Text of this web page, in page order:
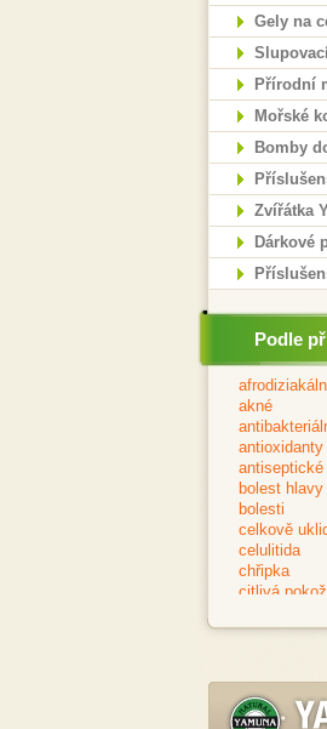
Gely na
Přírodní
Mořské
Bomby
Zvířátka
Dárkové
Podle